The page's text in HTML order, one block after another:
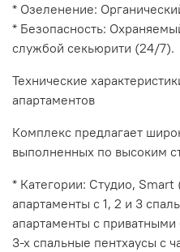
* Озеленение:
* Безопасность:
службой секьюрити (24/7).
Технические
апартаментов
Комплекс предлагает
выполненных по высоким
* Категории: Студио, Smart
апартаменты с 1, 2 и 3
апартаменты с
3-х спальные пентхаусы с